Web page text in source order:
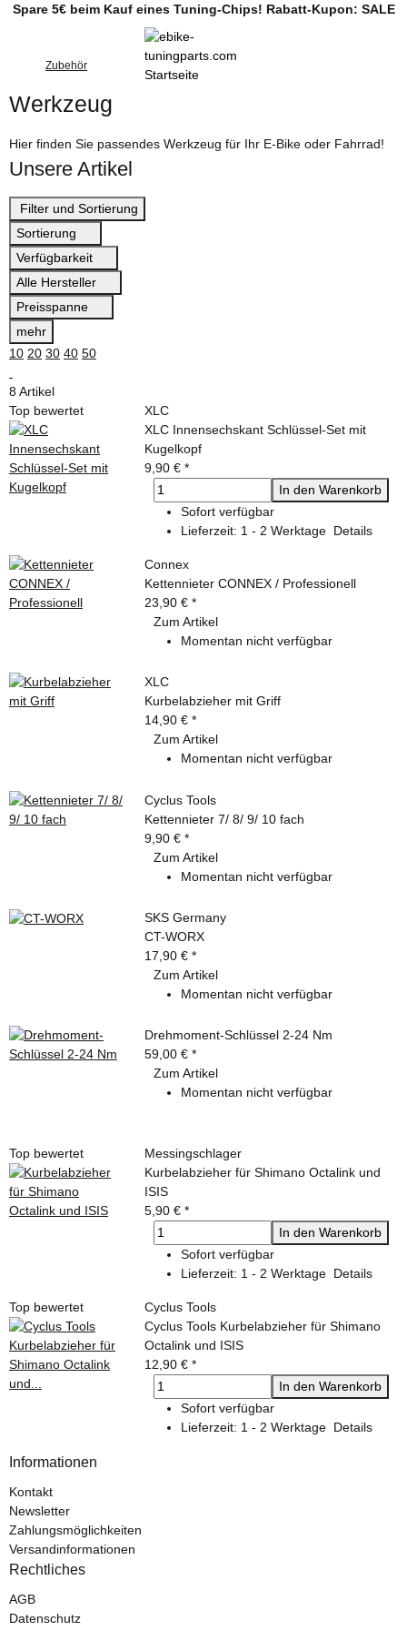
Spare 5€ beim Kauf eines Tuning-Chips! Rabatt-Kupon: SALE
Zubehör
Werkzeug
Hier finden Sie passendes Werkzeug für Ihr E-Bike oder Fahrrad!
Unsere Artikel
Filter und Sortierung
Sortierung
Verfügbarkeit
Alle Hersteller
Preisspanne
mehr
10 20 30 40 50
8 Artikel
Top bewertet
XLC
XLC Innensechskant Schlüssel-Set mit
Kugelkopf
9,90 €*
In den Warenkorb
Sofort verfügbar
Lieferzeit: 1 - 2 Werktage Details
Connex
Kettennieter CONNEX / Professionell
23,90 €*
Zum Artikel
Momentan nicht verfügbar
XLC
Kurbelabzieher mit Griff
14,90 €*
Zum Artikel
Momentan nicht verfügbar
Cyclus Tools
Kettennieter 7/ 8/ 9/ 10 fach
9,90 €*
Zum Artikel
Momentan nicht verfügbar
SKS Germany
CT-WORX
17,90 €*
Zum Artikel
Momentan nicht verfügbar
Drehmoment-Schlüssel 2-24 Nm
59,00 €*
Zum Artikel
Momentan nicht verfügbar
Top bewertet
Messingschlager
Kurbelabzieher für Shimano Octalink und
ISIS
5,90 €*
In den Warenkorb
Sofort verfügbar
Lieferzeit: 1 - 2 Werktage Details
Top bewertet
Cyclus Tools
Cyclus Tools Kurbelabzieher für Shimano
Octalink und ISIS
12,90 €*
In den Warenkorb
Sofort verfügbar
Lieferzeit: 1 - 2 Werktage Details
Informationen
Kontakt
Newsletter
Zahlungsmöglichkeiten
Versandinformationen
Rechtliches
AGB
Datenschutz